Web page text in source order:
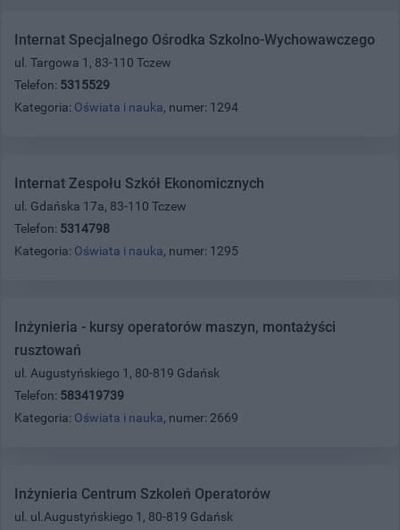
Internat Specjalnego Ośrodka Szkolno-Wychowawczego
ul. Targowa 1, 83-110 Tczew
Telefon: 5315529
Kategoria: Oświata i nauka, numer: 1294
Internat Zespołu Szkół Ekonomicznych
ul. Gdańska 17a, 83-110 Tczew
Telefon: 5314798
Kategoria: Oświata i nauka, numer: 1295
Inżynieria - kursy operatorów maszyn, montażyści
rusztowań
ul. Augustyńskiego 1, 80-819 Gdańsk
Telefon: 583419739
Kategoria: Oświata i nauka, numer: 2669
Inżynieria Centrum Szkoleń Operatorów
ul. ul.Augustyńskiego 1, 80-819 Gdańsk